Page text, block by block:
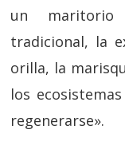
un
tradicional, la
orilla, la
los
regenerarse».